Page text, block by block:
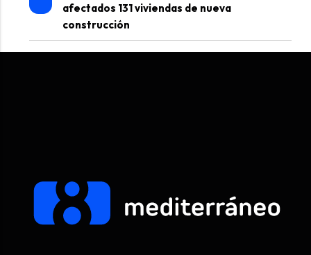
afectados 131 viviendas de nueva
construcción